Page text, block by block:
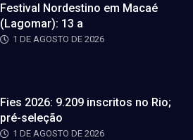
Festival Nordestino em Macaé
(Lagomar): 13 a
1 DE AGOSTO DE 2026
Fies 2026: 9.209 inscritos no Rio;
pré-seleção
1 DE AGOSTO DE 2026